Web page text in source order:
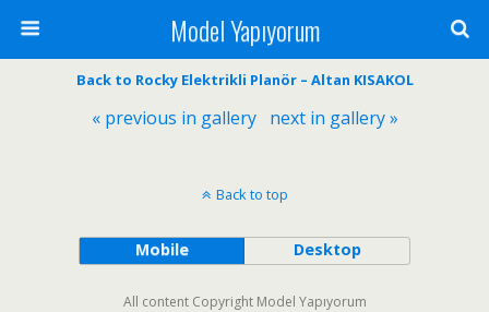
Model Yapıyorum
Back to Rocky Elektrikli Planör – Altan KISAKOL
« previous in gallery next in gallery »
Back to top
Mobile Desktop
All content Copyright Model Yapıyorum